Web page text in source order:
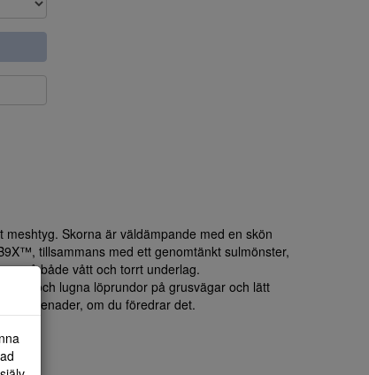
Skorna är väldämpande med en skön
tillsammans med ett genomtänkt sulmönster,
på både vått och torrt underlag.
och lugna löprundor på grusvägar och lätt
promenader, om du föredrar det.